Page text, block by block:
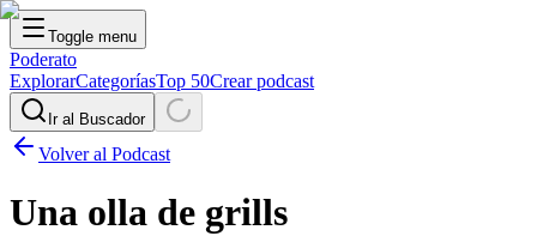
Toggle menu
Poderato
ExplorarCategoríasTop 50Crear podcast
Ir al Buscador
Volver al Podcast
Una olla de grills